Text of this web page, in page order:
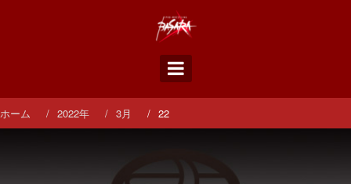
ス
キ
ッ
ホーム 2022年 3月 22